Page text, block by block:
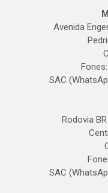
Avenida
SAC
Rodovia
SAC